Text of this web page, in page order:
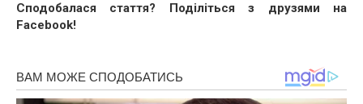
Сподобалася стаття? Поділіться з друзями на
Facebook!